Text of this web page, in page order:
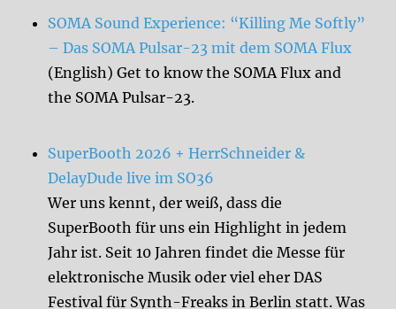
SOMA Sound Experience: “Killing Me Softly”
– Das SOMA Pulsar-23 mit dem SOMA Flux
(English) Get to know the SOMA Flux and
the SOMA Pulsar-23.
SuperBooth 2026 + HerrSchneider &
DelayDude live im SO36
Wer uns kennt, der weiß, dass die
SuperBooth für uns ein Highlight in jedem
Jahr ist. Seit 10 Jahren findet die Messe für
elektronische Musik oder viel eher DAS
Festival für Synth-Freaks in Berlin statt. Was